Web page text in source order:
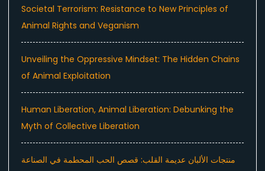
Societal Terrorism: Resistance to New Principles of
Animal Rights and Veganism
Unveiling the Oppressive Mindset: The Hidden Chains
of Animal Exploitation
Human Liberation, Animal Liberation: Debunking the
Myth of Collective Liberation
منتجات الألبان عديمة القلب: قصص الحب المحطمة في الصناعة